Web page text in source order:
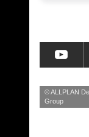
© ALLPLAN
Group